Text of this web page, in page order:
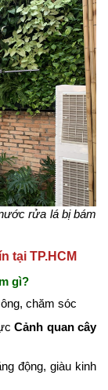
rửa lá bị bám
tại TP.HCM
gì?
chăm sóc
Cảnh quan cây
động, giàu kinh